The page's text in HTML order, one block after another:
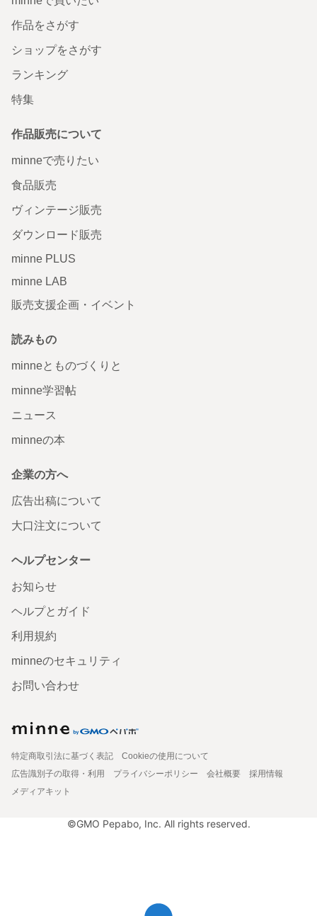
作品をさがす
ショップをさがす
ランキング
特集
作品販売について
minneで売りたい
食品販売
ヴィンテージ販売
ダウンロード販売
minne PLUS
minne LAB
販売支援企画・イベント
読みもの
minneとものづくりと
minne学習帖
ニュース
minneの本
企業の方へ
広告出稿について
大口注文について
ヘルプセンター
お知らせ
ヘルプとガイド
利用規約
minneのセキュリティ
お問い合わせ
特定商取引法に基づく表記
Cookieの使用について
広告識別子の取得・利用
プライバシーポリシー 会社概要
採用情報
メディアキット
©GMO Pepabo, Inc. All rights reserved.